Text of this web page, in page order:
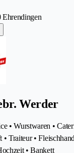
Ehrendingen
Werder
• Wurstwaren •
• Traiteur •
• Bankett